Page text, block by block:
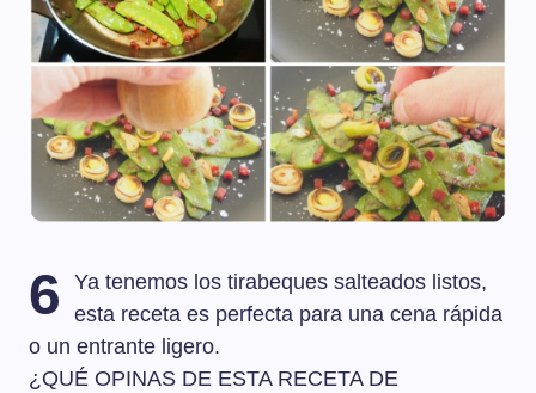
6
Ya tenemos los tirabeques salteados listos,
esta receta es perfecta para una cena rápida
o un entrante ligero.
¿QUÉ OPINAS DE ESTA RECETA DE